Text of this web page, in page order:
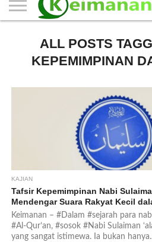
ALL POSTS
KEPEMIMPINAN
KAJIAN
Tafsir Kepemimpinan Nabi
Mendengar Suara Rakyat Kecil
Keimanan – #Dalam #sejarah para
#Al-Qur’an, #sosok #Nabi Sulaiman
yang sangat istimewa. Ia bukan